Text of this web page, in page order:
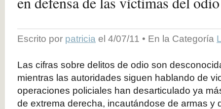
Escrito por patricia el 4/07/11 • En la Categoría
Las cifras sobre delitos de odio son
mientras las autoridades siguen hablando de
operaciones policiales han desarticulado ya
de extrema derecha, incautándose de armas y